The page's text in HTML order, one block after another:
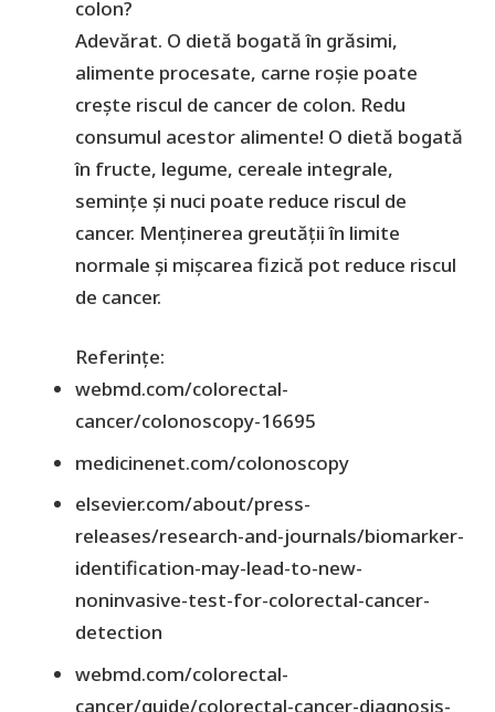
colon?
Adevărat. O dietă bogată în grăsimi,
alimente procesate, carne roșie poate
crește riscul de cancer de colon. Redu
consumul acestor alimente! O dietă bogată
în fructe, legume, cereale integrale,
semințe și nuci poate reduce riscul de
cancer. Menținerea greutății în limite
normale și mișcarea fizică pot reduce riscul
de cancer.
Referințe:
webmd.com/colorectal-
cancer/colonoscopy-16695
medicinenet.com/colonoscopy
elsevier.com/about/press-
releases/research-and-journals/biomarker-
identification-may-lead-to-new-
noninvasive-test-for-colorectal-cancer-
detection
webmd.com/colorectal-
cancer/guide/colorectal-cancer-diagnosis-